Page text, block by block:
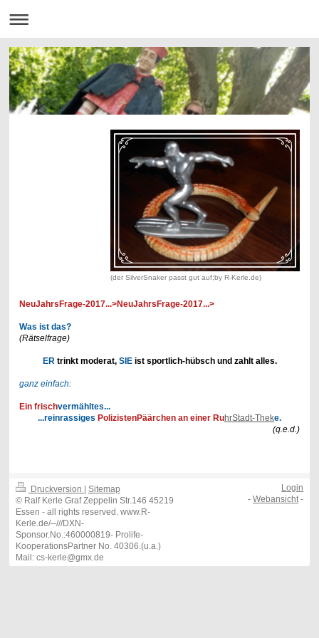
(der SilverSnaker passt gut auf;by R-Kerle.de)
NeuJahrsFrage-2017...>NeuJahrsFrage-2017...>
Was ist das?
(Rätselfrage)
ER trinkt moderat, SIE ist sportlich-hübsch und zahlt alles.
ganz einfach:
Ein frischvermähltes...
...reinrassiges PolizistenPäärchen an einer RuhrStadt-Theke.
(q.e.d.)
Druckversion | Sitemap
© Ralf Kerle Graf Zeppelin Str.146 45219
Essen - all rights reserved. www.R-
Kerle.de/--///DXN-
Sponsor.No.:460000819- Prolife-
KooperationsPartner No. 40306.(u.a.)
Mail: cs-kerle@gmx.de
Login
-Webansicht -